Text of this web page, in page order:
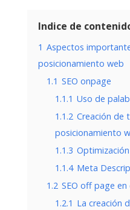
Indice de
1 Aspectos
posicionamiento web
1.1 SEO onpage
1.1.1 Uso de
1.1.2 Creación de
posicionamiento
1.1.3
1.1.4 Meta
1.2 SEO off page
1.2.1 La creación